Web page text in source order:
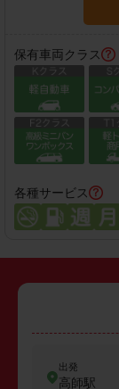
保有車両クラス
各種サービス
出発
高師駅